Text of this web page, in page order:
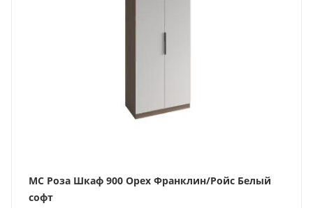
МС Роза Шкаф 900 Орех Франклин/Ройс Белый
софт